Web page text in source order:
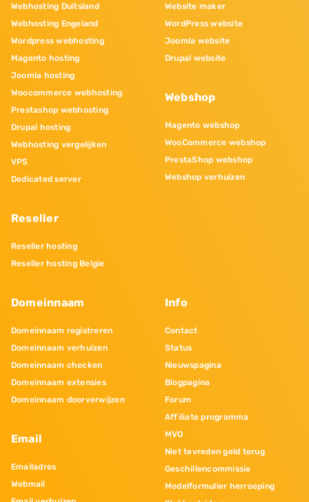
Webhosting Duitsland
Webhosting Engeland
Wordpress webhosting
Magento hosting
Joomla hosting
Woocommerce webhosting
Prestashop webhosting
Drupal hosting
Webhosting vergelijken
VPS
Dedicated server
Reseller
Reseller hosting
Reseller hosting Belgie
Website maker
WordPress website
Joomla website
Drupal website
Webshop
Magento webshop
WooCommerce webshop
PrestaShop webshop
Webshop verhuizen
Domeinnaam
Domeinnaam registreren
Domeinnaam verhuizen
Domeinnaam checken
Domeinnaam extensies
Domeinnaam doorverwijzen
Email
Emailadres
Webmail
Info
Contact
Status
Nieuwspagina
Blogpagina
Forum
Affiliate programma
MVO
Niet tevreden geld terug
Geschillencommissie
Modelformulier herroeping